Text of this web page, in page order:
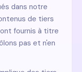
dans notre
de tiers
fournis à titre
pas et n'en